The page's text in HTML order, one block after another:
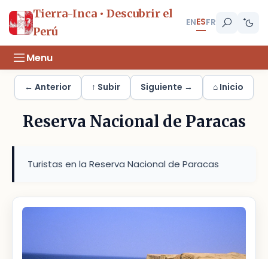
Tierra-Inca • Descubrir el
Perú
ENESFR
Menu
← Anterior ↑ Subir Siguiente → ⌂ Inicio
Reserva Nacional de Paracas
Turistas en la Reserva Nacional de Paracas